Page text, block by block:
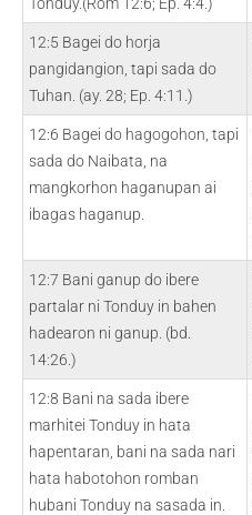
12:5 Bagei do horja
pangidangion, tapi sada do
Tuhan. (ay. 28; Ep. 4:11.)
12:6 Bagei do hagogohon, tapi
sada do Naibata, na
mangkorhon haganupan ai
ibagas haganup.
12:7 Bani ganup do ibere
partalar ni Tonduy in bahen
hadearon ni ganup. (bd.
14:26.)
12:8 Bani na sada ibere
marhitei Tonduy in hata
hapentaran, bani na sada nari
hata habotohon romban
hubani Tonduy na sasada in.